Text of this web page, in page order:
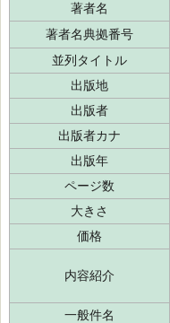
著者名
著者名典拠番号
並列タイトル
出版地
出版者
出版者カナ
出版年
ページ数
大きさ
価格
内容紹介
一般件名